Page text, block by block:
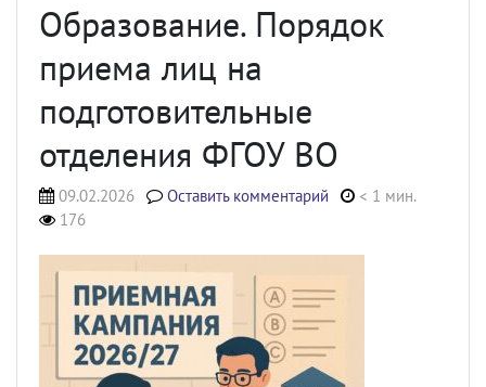
Образование. Порядок
приема лиц на
подготовительные
отделения ФГОУ ВО
09.02.2026 Оставить комментарий
< 1 мин.
176